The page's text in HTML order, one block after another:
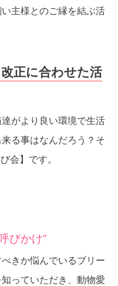
主様とのご縁を結ぶ活
正に合わせた活
がより良い環境で生活
る事はなんだろう？そ
会】です。
びかけ”
きか悩んでいるブリー
っていただき、動物愛